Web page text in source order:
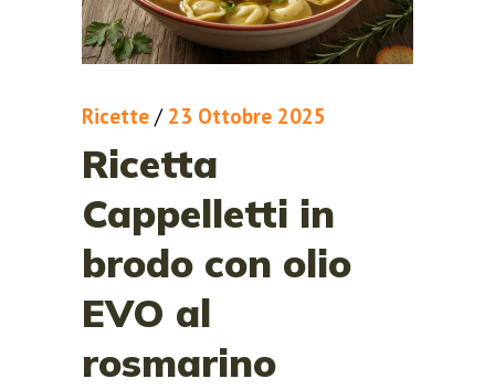
Ricette / 23 Ottobre 2025
Ricetta
Cappelletti in
brodo con olio
EVO al
rosmarino